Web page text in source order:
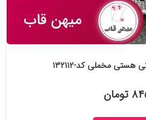
مخملی کد-۱۳۲۱۱۲